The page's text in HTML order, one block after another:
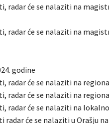
radar će se nalaziti na
radar će se nalaziti na
godine
radar će se nalaziti na
radar će se nalaziti na
radar će se nalaziti na
radar će se nalaziti u Orašju